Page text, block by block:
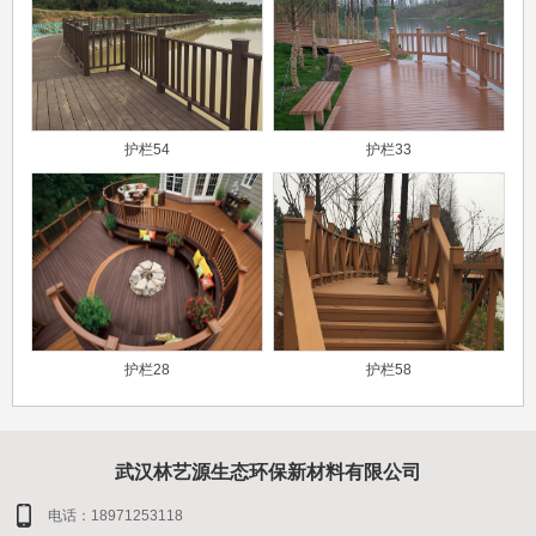
护栏54 护栏33
护栏28 护栏58
武汉林艺源生态环保新材料有限公司
电话：18971253118